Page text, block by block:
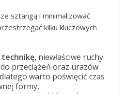
sztangą i minimalizować
kilku kluczowych
technikę, niewłaściwe ruchy
przeciążeń oraz urazów
warto poświęcić czas
formy,